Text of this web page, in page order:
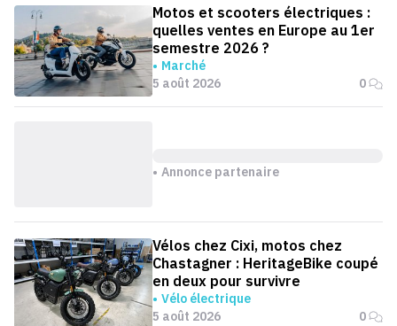
Motos et scooters électriques :
quelles ventes en Europe au 1er
semestre 2026 ?
Marché
5 août 2026
0
Annonce partenaire
Vélos chez Cixi, motos chez
Chastagner : HeritageBike coupé
en deux pour survivre
Vélo électrique
5 août 2026
0